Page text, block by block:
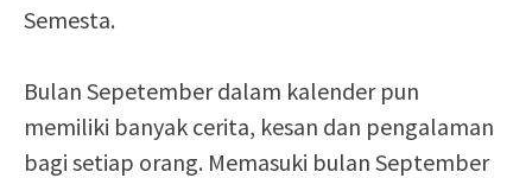
Semesta.
Bulan Sepetember dalam kalender pun
memiliki banyak cerita, kesan dan pengalaman
bagi setiap orang. Memasuki bulan September